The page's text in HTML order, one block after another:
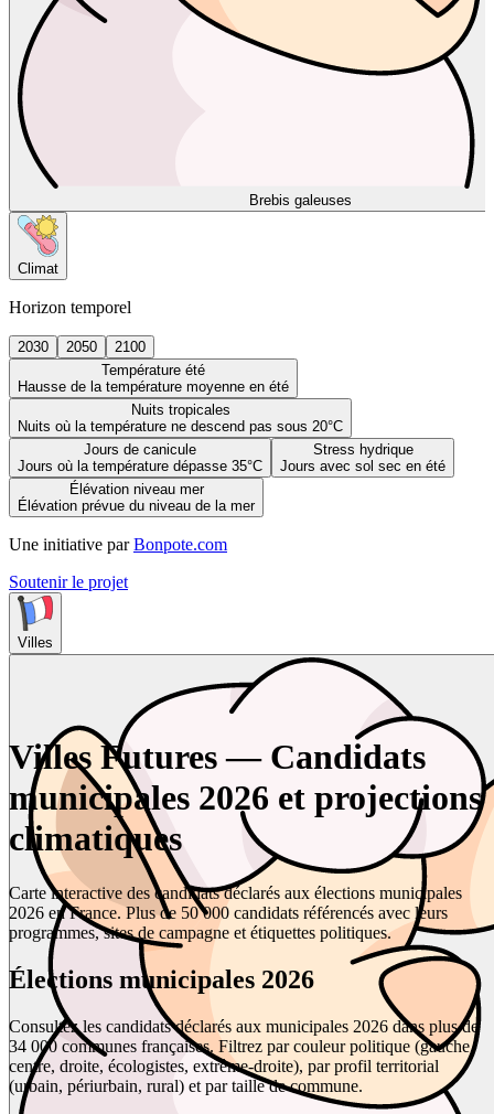
Brebis galeuses
Climat
Horizon temporel
2030 2050
2100
Température été
Hausse de la température moyenne en été
Nuits tropicales
Nuits où la température ne descend pas sous 20°C
Jours de canicule
Jours où la température dépasse 35°C
Stress hydrique
Jours avec sol sec en été
Élévation niveau mer
Élévation prévue du niveau de la mer
Une initiative par Bonpote.com
Soutenir le projet
Villes
Villes Futures — Candidats
municipales 2026 et projections
climatiques
Carte interactive des candidats déclarés aux élections municipales
2026 en France. Plus de 50 000 candidats référencés avec leurs
programmes, sites de campagne et étiquettes politiques.
Élections municipales 2026
Consultez les candidats déclarés aux municipales 2026 dans plus de
34 000 communes françaises. Filtrez par couleur politique (gauche,
centre, droite, écologistes, extrême-droite), par profil territorial
(urbain, périurbain, rural) et par taille de commune.